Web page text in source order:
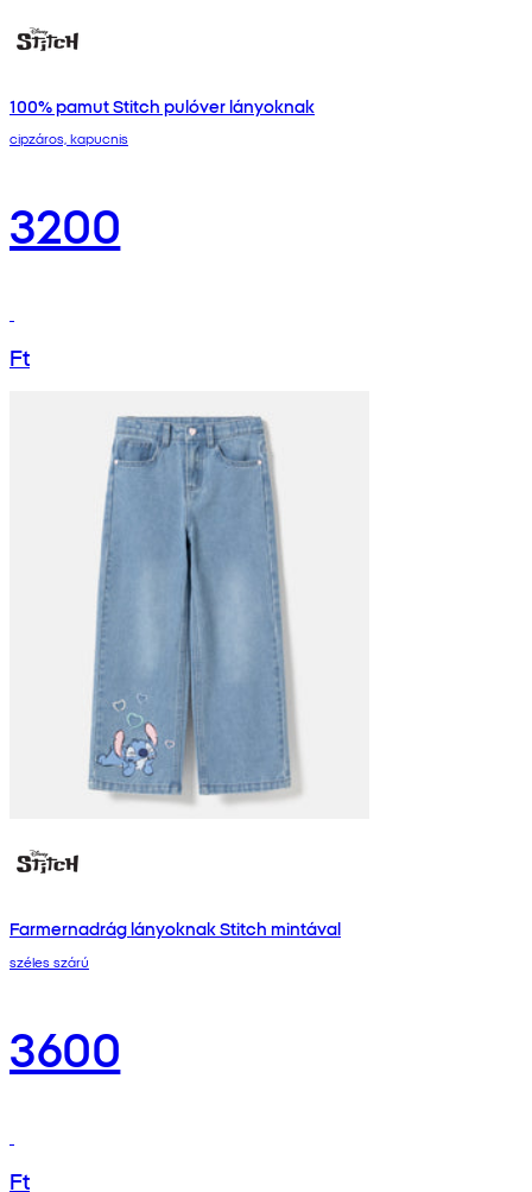
100% pamut Stitch pulóver lányoknak
cipzáros, kapucnis
3200
Ft
Farmernadrág lányoknak Stitch mintával
széles szárú
3600
Ft